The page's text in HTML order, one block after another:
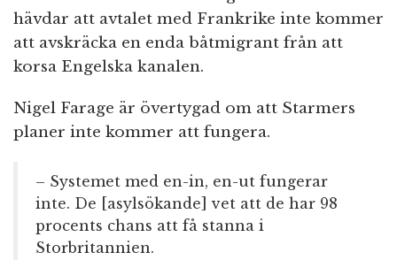
hävdar att avtalet med Frankrike inte kommer
att avskräcka en enda båtmigrant från att
korsa Engelska kanalen.
Nigel Farage är övertygad om att Starmers
planer inte kommer att fungera.
– Systemet med en-in, en-ut fungerar
inte. De [asylsökande] vet att de har 98
procents chans att få stanna i
Storbritannien.